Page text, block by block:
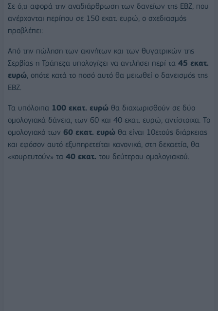
Σε ό,τι αφορά την αναδιάρθρωση των δανείων της ΕΒΖ, που
ανέρχονται περίπου σε 150 εκατ. ευρώ, ο σχεδιασμός
προβλέπει:
Από την πώληση των ακινήτων και των θυγατρικών της
Σερβίας η Τράπεζα υπολογίζει να αντλήσει περί τα 45 εκατ.
ευρώ , oπότε κατά το ποσό αυτό θα μειωθεί ο δανεισμός της
ΕΒΖ.
Τα υπόλοιπα 100 εκατ. ευρώ θα διαχωρισθούν σε δύο
ομολογιακά δάνεια, των 60 και 40 εκατ. ευρώ, αντίστοιχα. Το
ομολογιακό των 60 εκατ. ευρώ θα είναι 10ετούς διάρκειας
και εφόσον αυτό εξυπηρετείται κανονικά, στη δεκαετία, θα
«κουρευτούν» τα 40 εκατ. του δεύτερου ομολογιακού.